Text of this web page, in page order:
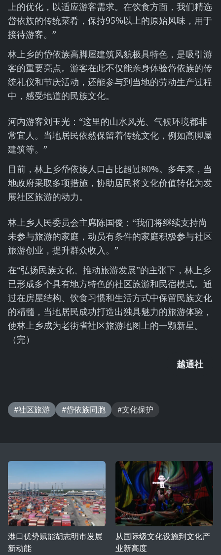
上的优化，以适应游客需求。在饮食方面，我们精选
岱依族的传统菜肴，保持95%以上的原始风味，用于
接待游客。”
林上乡的岱依族高脚屋建筑风貌极具特色，是吸引游
客的重要亮点。游客在此不仅能亲身体验岱依族的传
统礼仪和节庆活动，还能参与到当地的劳动生产过程
中，感受地道的民族文化。
河内游客刘玉光：“这里的山水风光、气候环境都非
常宜人。当地居民依然保留着传统文化，例如高脚屋
建筑等。”
目前，林上乡岱依族人口占比超过80%。多年来，当
地政府采取多项措施，协助居民将文化价值转化为发
展社区旅游的动力。
林上乡人民委员会主席陈国俊：“我们将继续支持尚
未参与旅游的家庭，动员有条件的家庭积极参与社区
旅游创业，提升群众收入。”
在“弘扬民族文化、推动旅游发展”的主张下，林上乡
已形成多个具有地方特色的社区旅游和民宿模式。通
过在房屋结构、饮食习惯和生活方式中保留民族文化
的精髓，当地居民成功打造出独具魅力的旅游体验，
使林上乡成为老街省社区旅游地图上的一颗新星。
（完）
越通社
#社区旅游 #岱依族同胞 #文化保护
港口优势赋能胡志明市发展
新动能
从国际级文化设施到文化产
业新高度